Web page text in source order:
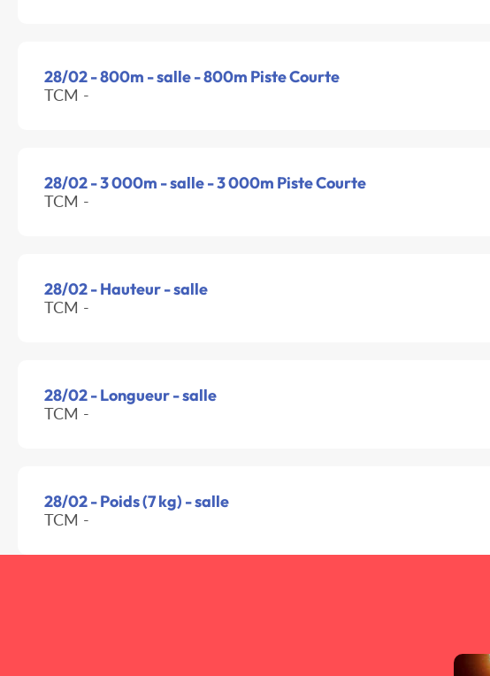
28/02 - 800m - salle - 800m Piste Courte
TCM -
28/02 - 3 000m - salle - 3 000m Piste Courte
TCM -
28/02 - Hauteur - salle
TCM -
28/02 - Longueur - salle
TCM -
28/02 - Poids (7 kg) - salle
TCM -